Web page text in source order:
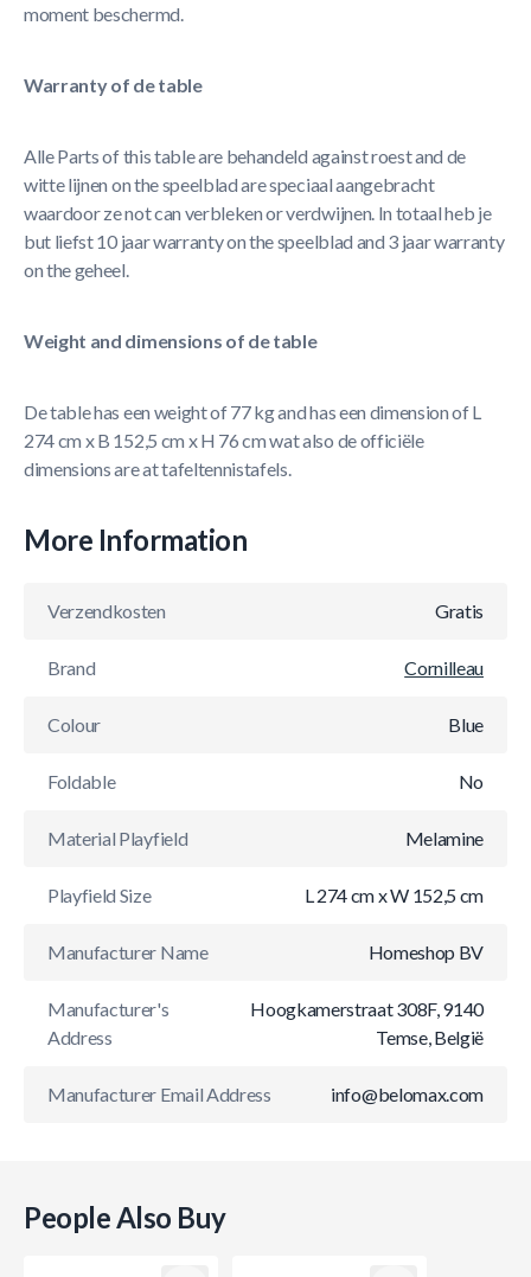
moment beschermd.
Warranty of detable
Alle Parts of this table are behandeld against roest and de
witte lijnen on the speelblad are speciaal aangebracht
waardoor ze not can verbleken or verdwijnen. In totaal heb je
but liefst 10 jaar warranty on the speelblad and 3 jaar warranty
on the geheel.
Weight and dimensions of de table
De table has een weight of 77 kg and has een dimension of L
274 cm x B 152,5 cm x H 76 cm wat also de officiële
dimensions are at tafeltennistafels.
More Information
Verzendkosten Gratis
Brand Cornilleau
Colour Blue
Foldable No
Material Playfield Melamine
Playfield Size L 274 cm x W 152,5 cm
Manufacturer Name Homeshop BV
Manufacturer's
Address
Hoogkamerstraat 308F, 9140
Temse, België
Manufacturer Email Address info@belomax.com
People Also Buy